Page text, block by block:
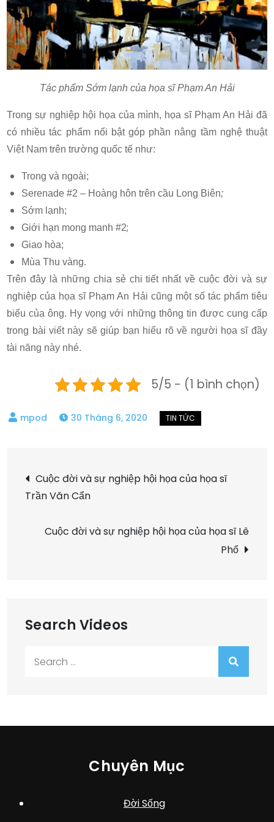
Tác phẩm Sớm lạnh của họa sĩ Phạm An Hải
Trong sự nghiệp hội họa của mình, họa sĩ Phạm An Hải đã
có nhiều tác phẩm nổi bật góp phần nâng tầm nghệ thuật
Việt Nam trên trường quốc tế như:
Trong và ngoài;
Serenade #2 – Hoàng hôn trên cầu Long Biên;
Sớm lạnh;
Giới hạn mong manh #2;
Giao hòa;
Mùa Thu vàng.
Trên đây là những chia sẻ chi tiết nhất về cuộc đời và sự
nghiệp của họa sĩ Phạm An Hải cũng một số tác phẩm tiêu
biểu của ông. Hy vọng với những thông tin được cung cấp
trong bài viết này sẽ giúp bạn hiểu rõ về người họa sĩ đầy
tài năng này nhé.
5/5 - (1 bình chọn)
30 Tháng 6, 2020
Điều
hướng
bài
Cuộc đời và sự nghiệp hội họa của họa sĩ
Trần Văn Cẩn
Cuộc đời và sự nghiệp hội họa của họa sĩ Lê
Phổ
Search Videos
Chuyên Mục
Đời Sống